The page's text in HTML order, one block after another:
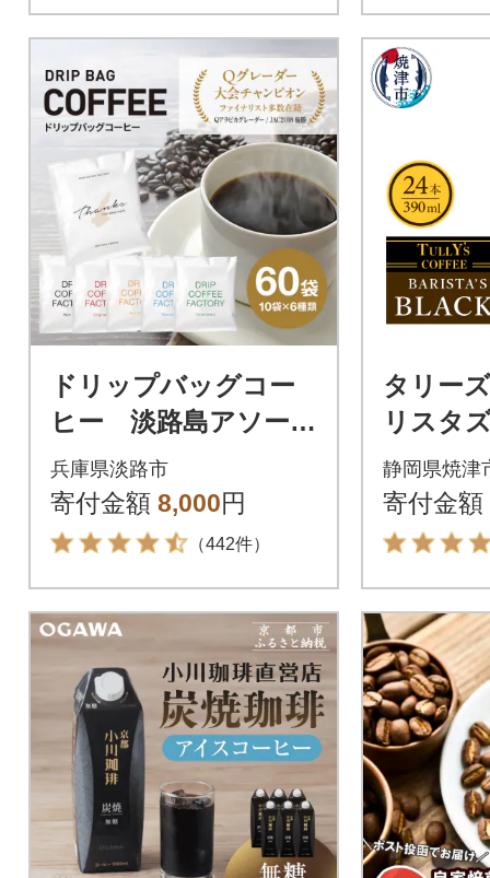
ドリップバッグコー
ヒー 淡路島アソート
セット 6種 60袋
飲み比べ ドリップ
バッグ at14609
兵庫県淡路市
寄付金額 8,000円
（442件）
タリー
リスタ
静岡県焼津
寄付金額